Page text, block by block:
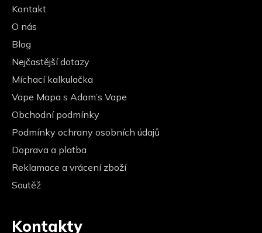
Kontakt
O nás
Blog
Nejčastější dotazy
Míchací kalkulačka
Vape Mapa s Adam’s Vape
Obchodní podmínky
Podmínky ochrany osobních údajů
Doprava a platba
Reklamace a vrácení zboží
Soutěž
Kontakty